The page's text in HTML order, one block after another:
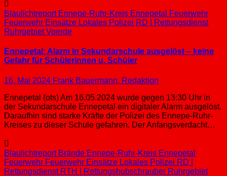
Blaulichtreport Ennepe-Ruhr-Kreis Ennepetal
Feuerwehr
Feuerwehr Einsätze Lokales Polizei RD | Rettungsdienst
RuhrgebietVoerde
Ennepetal: Alarm in Sekundarschule ausgelöst – keine
Gefahr für Schülerinnen u. Schüler
16. Mai 2024 Frank Bauermann, Redaktion
Ennepetal (ots) Am 16.05.2024 wurde gegen 13:30 Uhr in
der Sekundarschule Ennepetal ein digitaler Alarm ausgelöst.
Daraufhin sind starke Kräfte der Polizei des Ennepe-Ruhr-
Kreises zu dieser Schule gefahren. Der Anfangsverdacht…
Blaulichtreport Brände Ennepe-Ruhr-Kreis Ennepetal
Feuerwehr Feuerwehr Einsätze Lokales Polizei RD |
Rettungsdienst RTH | Rettungshubschrauber Ruhrgebiet